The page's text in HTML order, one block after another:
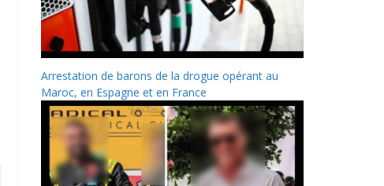
Arrestation de barons de la drogue opérant au
Maroc, en Espagne et en France